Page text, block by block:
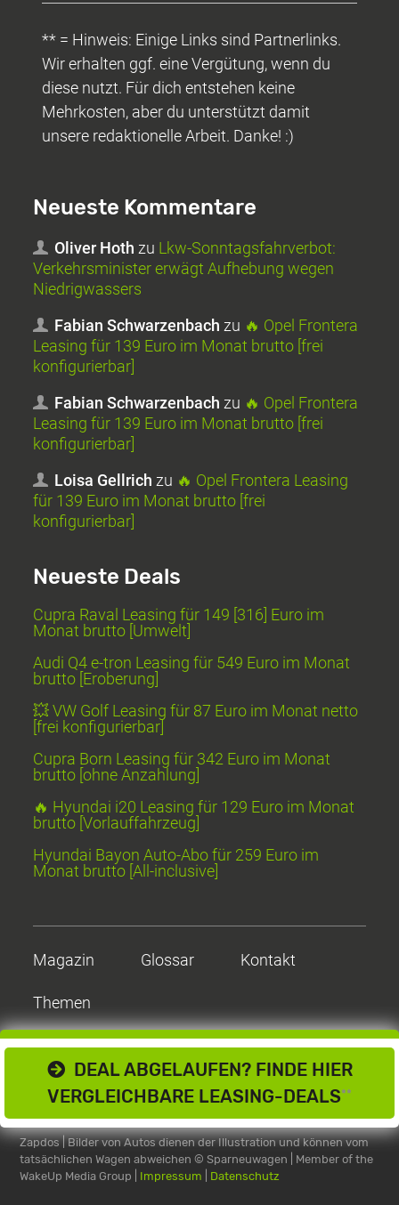
DEAL ABGELAUFEN? FINDE HIER
VERGLEICHBARE LEASING-DEALS**
** = Hinweis: Einige Links sind Partnerlinks.
Wir erhalten ggf. eine Vergütung, wenn du
diese nutzt. Für dich entstehen keine
Mehrkosten, aber du unterstützt damit
unsere redaktionelle Arbeit. Danke! :)
Neueste Kommentare
Oliver Hoth zu Lkw-Sonntagsfahrverbot:
Verkehrsminister erwägt Aufhebung wegen
Niedrigwassers
Fabian Schwarzenbach zu 🔥 Opel Frontera
Leasing für 139 Euro im Monat brutto [frei
konfigurierbar]
Fabian Schwarzenbach zu 🔥 Opel Frontera
Leasing für 139 Euro im Monat brutto [frei
konfigurierbar]
Loisa Gellrich zu 🔥 Opel Frontera Leasing
für 139 Euro im Monat brutto [frei
konfigurierbar]
Neueste Deals
Cupra Raval Leasing für 149 [316] Euro im
Monat brutto [Umwelt]
Audi Q4 e-tron Leasing für 549 Euro im Monat
brutto [Eroberung]
💥 VW Golf Leasing für 87 Euro im Monat netto
[frei konfigurierbar]
Cupra Born Leasing für 342 Euro im Monat
brutto [ohne Anzahlung]
🔥 Hyundai i20 Leasing für 129 Euro im Monat
brutto [Vorlauffahrzeug]
Hyundai Bayon Auto-Abo für 259 Euro im
Monat brutto [All-inclusive]
Magazin Glossar Kontakt
Themen
Zapdos | Bilder von Autos dienen der Illustration und können vom
tatsächlichen Wagen abweichen© Sparneuwagen | Member of the
WakeUp Media Group | Impressum Datenschutz